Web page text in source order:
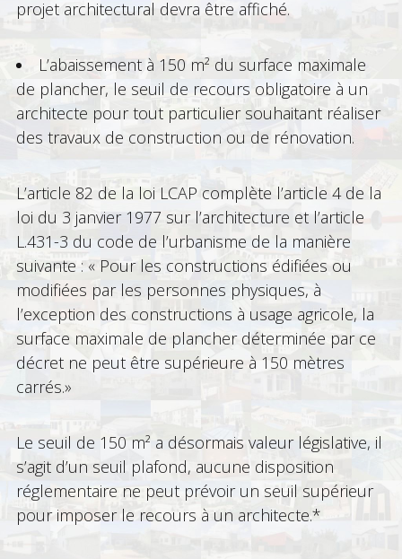
projet architectural devra être affiché.
L’abaissement à 150 m² du surface maximale
de plancher, le seuil de recours obligatoire à un
architecte pour tout particulier souhaitant réaliser
des travaux de construction ou de rénovation.
L’article 82 de la loi LCAP complète l’article 4 de la
loi du 3 janvier 1977 sur l’architecture et l’article
L.431-3 du code de l’urbanisme de la manière
suivante : « Pour les constructions édifiées ou
modifiées par les personnes physiques, à
l’exception des constructions à usage agricole, la
surface maximale de plancher déterminée par ce
décret ne peut être supérieure à 150 mètres
carrés.»
Le seuil de 150 m² a désormais valeur législative, il
s’agit d’un seuil plafond, aucune disposition
réglementaire ne peut prévoir un seuil supérieur
pour imposer le recours à un architecte.*